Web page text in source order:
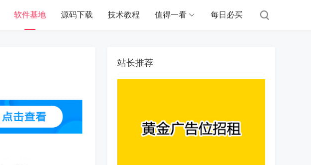
软件基地 源码下载 技术教程 值得一看 每日必买
站长推荐